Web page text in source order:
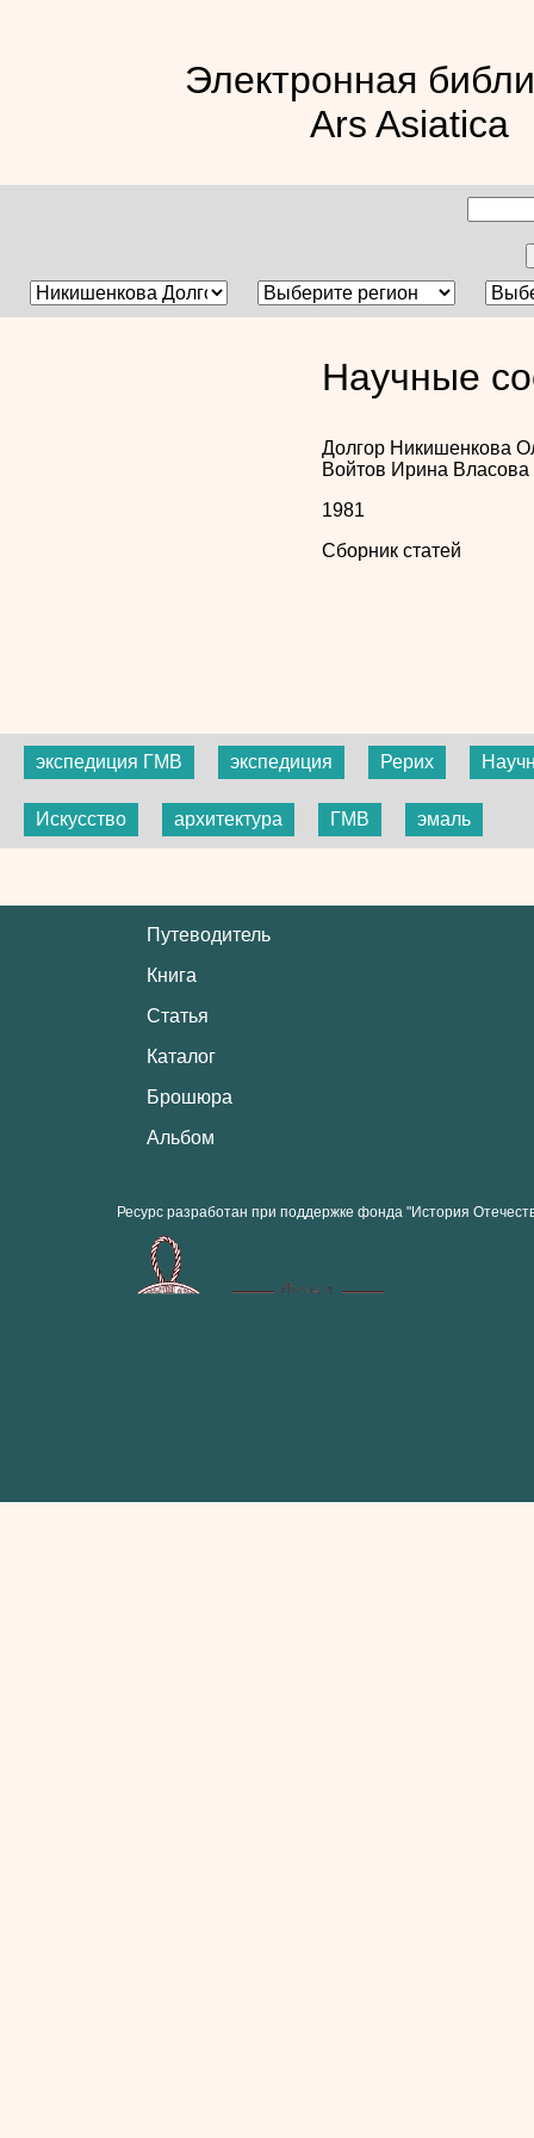
Электронная
Ars Asiatica
Научные
Долгор Никишенкова
Войтов Ирина Власова
1981
Сборник статей
экспедиция ГМВ экспедиция Рерих
Искусство архитектура ГМВ эмаль
Путеводитель
Книга
Статья
Каталог
Брошюра
Альбом
Ресурс разработан при поддержке фонда "История